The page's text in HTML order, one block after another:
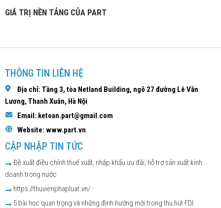
GIÁ TRỊ NỀN TẢNG CỦA PART
THÔNG TIN LIÊN HỆ
Địa chỉ: Tầng 3, tòa Netland Building, ngõ 27 đường Lê Văn
Lương, Thanh Xuân, Hà Nội
Email: ketoan.part@gmail.com
Website: www.part.vn
CẬP NHẬP TIN TỨC
Đề xuất điều chỉnh thuế xuất, nhập khẩu ưu đãi, hỗ trợ sản xuất kinh
doanh trong nước
https://thuvienphapluat.vn/
5 bài học quan trọng và những định hướng mới trong thu hút FDI.